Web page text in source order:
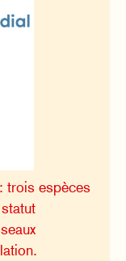
trois espèces